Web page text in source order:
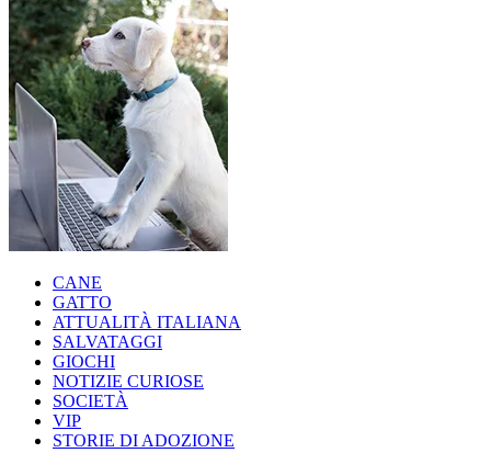
CANE
GATTO
ATTUALITÀ ITALIANA
SALVATAGGI
GIOCHI
NOTIZIE CURIOSE
SOCIETÀ
VIP
STORIE DI ADOZIONE